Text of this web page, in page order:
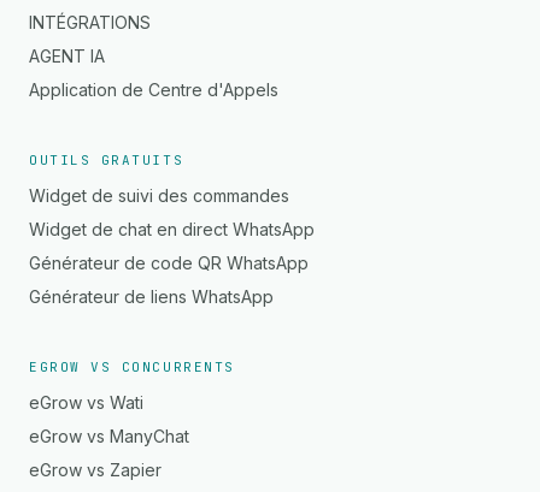
INTÉGRATIONS
AGENT IA
Application de Centre d'Appels
OUTILS GRATUITS
Widget de suivi des commandes
Widget de chat en direct WhatsApp
Générateur de code QR WhatsApp
Générateur de liens WhatsApp
EGROW VS CONCURRENTS
eGrow vs Wati
eGrow vs ManyChat
eGrow vs Zapier